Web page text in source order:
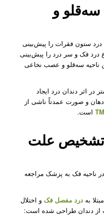
سه‌قلو و
ستون فقرات را پیش‌بینی
فک و سر درد را پیش‌بینی
ناحیه سه‌قلو و عصب‌ نخاعی
در اثر دندان درد ایجاد
و صورت عمدتاً ناشی از
است.
تشخیص علت
ناحیه فک به پزشک مراجعه
به درد مفصل فکو اختلال
از دندان طراحی شده است: